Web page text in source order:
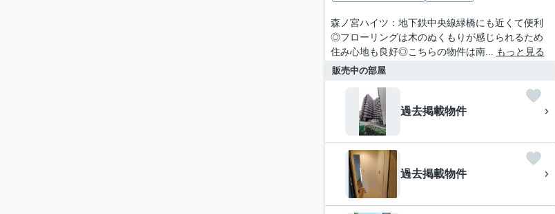
森ノ宮ハイツ：地下鉄中央線緑橋にも近くて便利
◎フローリングは木のぬくもりが感じられるため
住み心地も良好◎こちらの物件は南...
もっと見る
販売中の部屋
過去掲載物件
過去掲載物件